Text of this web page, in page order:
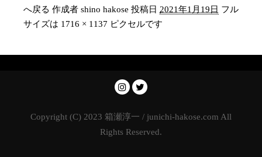
へ戻る 作成者 shino hakose 投稿日 2021年1月19日 フル
サイズは 1716 × 1137 ピクセルです
Copyright (C) 2023 箱瀬淳一 / junichi-hakose.com All
Rights Reserved.